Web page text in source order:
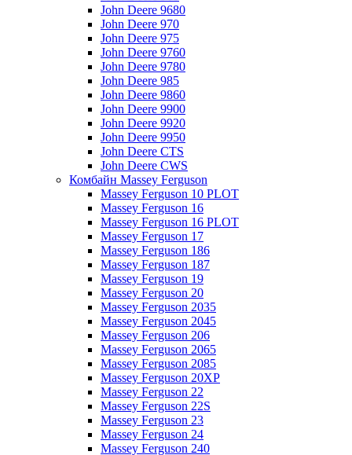
John Deere 9680
John Deere 970
John Deere 975
John Deere 9760
John Deere 9780
John Deere 985
John Deere 9860
John Deere 9900
John Deere 9920
John Deere 9950
John Deere CTS
John Deere CWS
Комбайн Massey Ferguson
Massey Ferguson 10 PLOT
Massey Ferguson 16
Massey Ferguson 16 PLOT
Massey Ferguson 17
Massey Ferguson 186
Massey Ferguson 187
Massey Ferguson 19
Massey Ferguson 20
Massey Ferguson 2035
Massey Ferguson 2045
Massey Ferguson 206
Massey Ferguson 2065
Massey Ferguson 2085
Massey Ferguson 20XP
Massey Ferguson 22
Massey Ferguson 22S
Massey Ferguson 23
Massey Ferguson 24
Massey Ferguson 240